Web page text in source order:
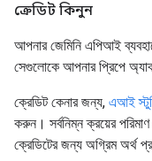
ক্রেডিট কিনুন
আপনার জেমিনি এপিআই
সেগুলোকে আপনার প্রিপে
ক্রেডিট কেনার জন্য, এআই
করুন। সর্বনিম্ন ক্রয়ের
ক্রেডিটের জন্য অগ্রিম অর্থ